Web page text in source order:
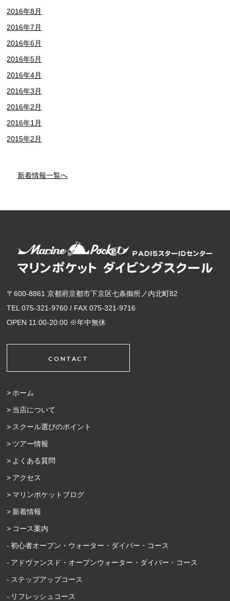
2016年8月
2016年7月
2016年6月
2016年5月
2016年4月
2016年3月
2016年2月
2016年1月
2015年2月
新着情報一覧へ
〒600-8861 京都府京都市下京区七条御所ノ内北町82
TEL 075-321-9760 / FAX 075-321-9716
OPEN 11:00-20:00 ※年中無休
CONTACT
ホーム
当店について
スクール選びのポイント
ツアー情報
よくある質問
アクセス
マリンポケットブログ
新着情報
コース案内
初心者オープン・ウォーター・ダイバー・コース
アドヴァンスド・オープンウォーター・ダイバー・コース
ステップアップコース
リフレッシュコース